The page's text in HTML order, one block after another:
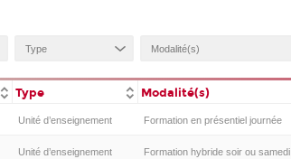
Type Modalité(s)
Unité d’enseignement Formation en présentiel journée
Unité d’enseignement Formation hybride soir ou samedi